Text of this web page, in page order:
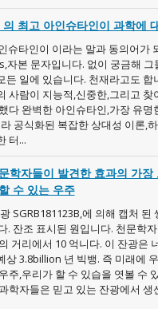
의 최고 아인슈타인이 과학에
슈타인이 이라는 말과 동의어가
자본 문자입니다. 없이 궁금해
든 일에 있습니다. 천재라고도 합
사람이 지능적,신중한,그리고 찾
다 완벽한 아인슈타인,가장 유명
공식화된 복잡한 상대성 이론,
터...
학자들이 발견한 효과의 가
수 있는 우주
SGRB181123B,에 의해 캡처 된
. 잔조 표시된 원입니다. 천문학
거리에서 10 억니다. 이 잔광은
상 3.8billion 년 빅뱅. 즉 미래에
주,우리가 할 수 있습을 엿볼 수
학자들은 믿고 있는 잔광에서 생